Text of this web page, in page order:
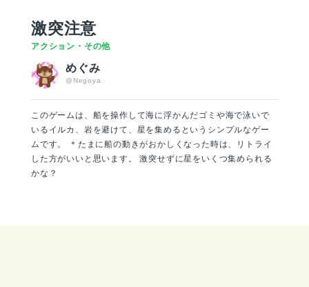
激突注意
アクション・その他
めぐみ
@Negoya
このゲームは、船を操作して海に浮かんだゴミや海で泳いで
いるイルカ、岩を避けて、星を集めるというシンプルなゲー
ムです。 ＊たまに船の動きがおかしくなった時は、リトライ
した方がいいと思います。 激突せずに星をいくつ集められる
かな？